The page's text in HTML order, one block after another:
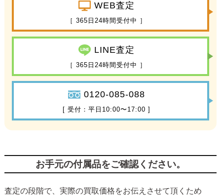
WEB査定
［ 365日24時間受付中 ］
LINE査定
［ 365日24時間受付中 ］
0120-085-088
[ 受付：平日10:00〜17:00 ]
お手元の付属品をご確認ください。
査定の段階で、実際の買取価格をお伝えさせて頂くため